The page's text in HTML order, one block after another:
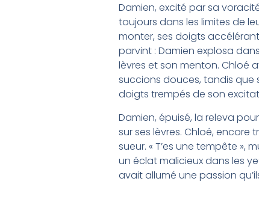
Damien, excité par sa
toujours dans les limites de
monter, ses doigts
parvint : Damien explosa
lèvres et son menton. Chloé
succions douces, tandis que
doigts trempés de son
Damien, épuisé, la releva
sur ses lèvres. Chloé, encore
sueur. « T’es une tempête »,
un éclat malicieux dans les
avait allumé une passion